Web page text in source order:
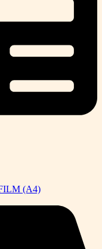
(A4)